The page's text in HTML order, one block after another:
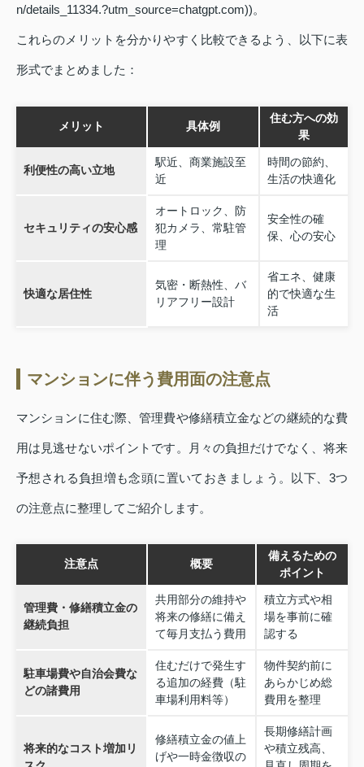
n/details_11334.?utm_source=chatgpt.com))。
これらのメリットを分かりやすく比較できるよう、以下に表
形式でまとめました：
メリット 具体例
住む方への効
果
利便性の高い立地
駅近、商業施設至
近
時間の節約、
生活の快適化
セキュリティの安心感
オートロック、防
犯カメラ、常駐管
理
安全性の確
保、心の安心
快適な居住性
気密・断熱性、バ
リアフリー設計
省エネ、健康
的で快適な生
活
マンションに伴う費用面の注意点
マンションに住む際、管理費や修繕積立金などの継続的な費
用は見逃せないポイントです。月々の負担だけでなく、将来
予想される負担増も念頭に置いておきましょう。以下、3つ
の注意点に整理してご紹介します。
注意点 概要
備えるための
ポイント
管理費・修繕積立金の
継続負担
共用部分の維持や
将来の修繕に備え
て毎月支払う費用
積立方式や相
場を事前に確
認する
駐車場費や自治会費な
どの諸費用
住むだけで発生す
る追加の経費（駐
車場利用料等）
物件契約前に
あらかじめ総
費用を整理
将来的なコスト増加リ
修繕積立金の値上
げや一時金徴収の
長期修繕計画
や積立残高、